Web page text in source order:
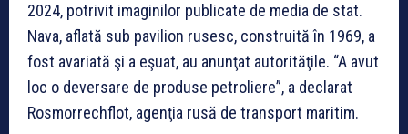
2024, potrivit imaginilor publicate de media de stat.
Nava, aflată sub pavilion rusesc, construită în 1969, a
fost avariată şi a eşuat, au anunţat autorităţile. “A avut
loc o deversare de produse petroliere”, a declarat
Rosmorrechflot, agenţia rusă de transport maritim.